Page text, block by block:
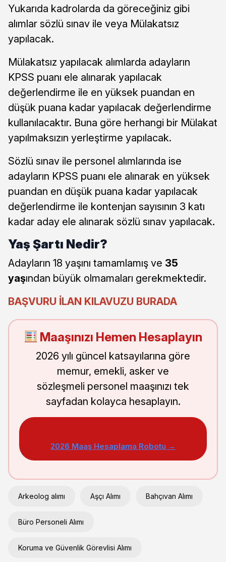
Yukarıda kadrolarda da göreceğiniz gibi
alımlar sözlü sınav ile veya Mülakatsız
yapılacak.
Mülakatsız yapılacak alımlarda adayların
KPSS puanı ele alınarak yapılacak
değerlendirme ile en yüksek puandan en
düşük puana kadar yapılacak değerlendirme
kullanılacaktır. Buna göre herhangi bir Mülakat
yapılmaksızın yerleştirme yapılacak.
Sözlü sınav ile personel alımlarında ise
adayların KPSS puanı ele alınarak en yüksek
puandan en düşük puana kadar yapılacak
değerlendirme ile kontenjan sayısının 3 katı
kadar aday ele alınarak sözlü sınav yapılacak.
Yaş Şartı Nedir?
Adayların 18 yaşını tamamlamış ve 35
yaşından büyük olmamaları gerekmektedir.
BAŞVURU İLAN KILAVUZU BURADA
Maaşınızı Hemen Hesaplayın
2026 yılı güncel katsayılarına göre
memur, emekli, asker ve
sözleşmeli personel maaşınızı tek
sayfadan kolayca hesaplayın.
2026 Maaş Hesaplama Robotu →
Arkeolog alımı Aşçı Alımı Bahçıvan Alımı
Büro Personeli Alımı
Koruma ve Güvenlik Görevlisi Alımı